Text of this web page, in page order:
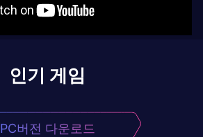
인기 게임
PC버전 다운로드